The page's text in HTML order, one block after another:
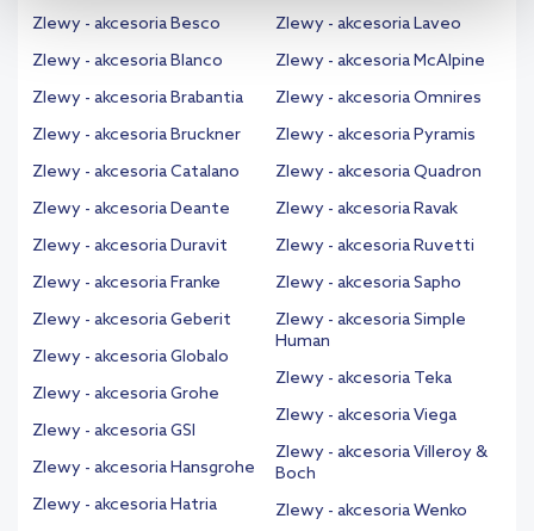
informacji na temat plików cookie i tego, dlaczego ich przepisy,
przejdź do zakładek „Informacje o plikach cookie”.
Zlewy - akcesoria Besco
Zlewy - akcesoria Blanco
Zlewy - akcesoria Brabantia
Zlewy - akcesoria Bruckner
Zlewy - akcesoria Catalano
Zlewy - akcesoria Deante
Zlewy - akcesoria Duravit
Zlewy - akcesoria Franke
Zlewy - akcesoria Geberit
Zlewy - akcesoria Globalo
Zlewy - akcesoria Grohe
Zlewy - akcesoria GSI
Zlewy - akcesoria Hansgrohe
Zlewy - akcesoria Hatria
Zlewy - akcesoria Laveo
Zlewy - akcesoria McAlpine
Zlewy - akcesoria Omnires
Zlewy - akcesoria Pyramis
Zlewy - akcesoria Quadron
Zlewy - akcesoria Ravak
Zlewy - akcesoria Ruvetti
Zlewy - akcesoria Sapho
Zlewy - akcesoria Simple
Human
Zlewy - akcesoria Teka
Zlewy - akcesoria Viega
Zlewy - akcesoria Villeroy &
Boch
Zlewy - akcesoria Wenko